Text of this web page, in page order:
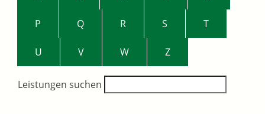
P Q R S T
U V W Z
Leistungen suchen